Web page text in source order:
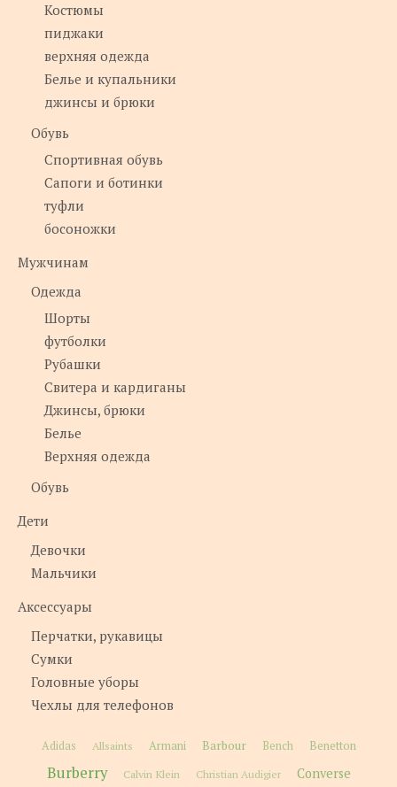
Костюмы
пиджаки
верхняя одежда
Белье и купальники
джинсы и брюки
Обувь
Спортивная обувь
Сапоги и ботинки
туфли
босоножки
Мужчинам
Одежда
Шорты
футболки
Рубашки
Свитера и кардиганы
Джинсы, брюки
Белье
Верхняя одежда
Обувь
Дети
Девочки
Мальчики
Аксессуары
Перчатки, рукавицы
Сумки
Головные уборы
Чехлы для телефонов
Adidas Allsaints Armani Barbour Bench Benetton
Burberry Calvin Klein Christian Audigier Converse